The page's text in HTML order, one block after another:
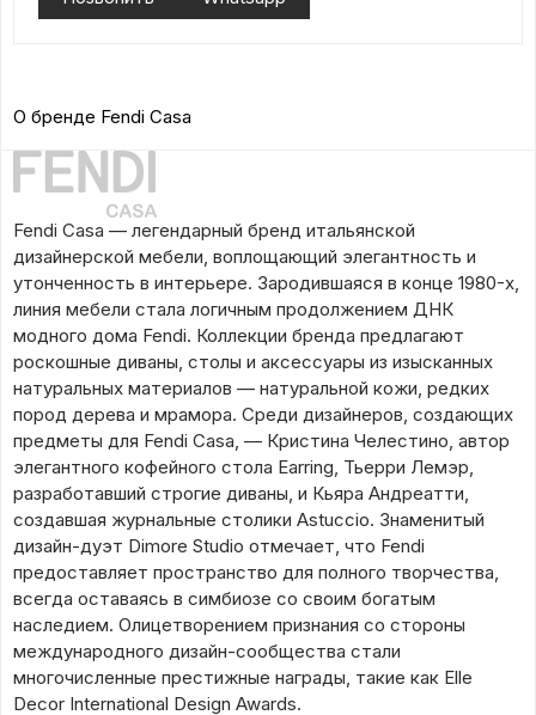
О бренде Fendi Casa
Fendi Casa — легендарный бренд итальянской
дизайнерской мебели, воплощающий элегантность и
утонченность в интерьере. Зародившаяся в конце 1980-х,
линия мебели стала логичным продолжением ДНК
модного дома Fendi. Коллекции бренда предлагают
роскошные диваны, столы и аксессуары из изысканных
натуральных материалов — натуральной кожи, редких
пород дерева и мрамора. Среди дизайнеров, создающих
предметы для Fendi Casa, — Кристина Челестино, автор
элегантного кофейного стола Earring, Тьерри Лемэр,
разработавший строгие диваны, и Кьяра Андреатти,
создавшая журнальные столики Astuccio. Знаменитый
дизайн-дуэт Dimore Studio отмечает, что Fendi
предоставляет пространство для полного творчества,
всегда оставаясь в симбиозе со своим богатым
наследием. Олицетворением признания со стороны
международного дизайн-сообщества стали
многочисленные престижные награды, такие как Elle
Decor International Design Awards.